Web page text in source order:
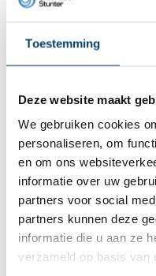
Toestemming
Deze website maakt
We gebruiken cookies
personaliseren, om
en om ons
informatie over uw
partners voor social
partners kunnen deze
informatie die u aan ze
verzameld op basis van
Schommelhaakset
met krul Hout 2 Dlg
8,95
Bekijk product
Op voorraad